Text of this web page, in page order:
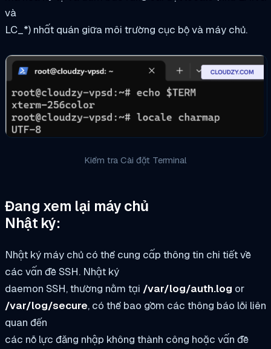
và
LC_*) nhất quán giữa môi trường cục bộ và máy chủ.
Kiểm tra Cài đặt Terminal
Đang xem lại máy chủ
Nhật ký:
Nhật ký máy chủ có thể cung cấp thông tin chi tiết về
các vấn đề SSH. Nhật ký
daemon SSH, thường nằm tại /var/log/auth.log or
/var/log/secure, có thể bao gồm các thông báo lỗi liên
quan đến
các nỗ lực đăng nhập không thành công hoặc vấn đề